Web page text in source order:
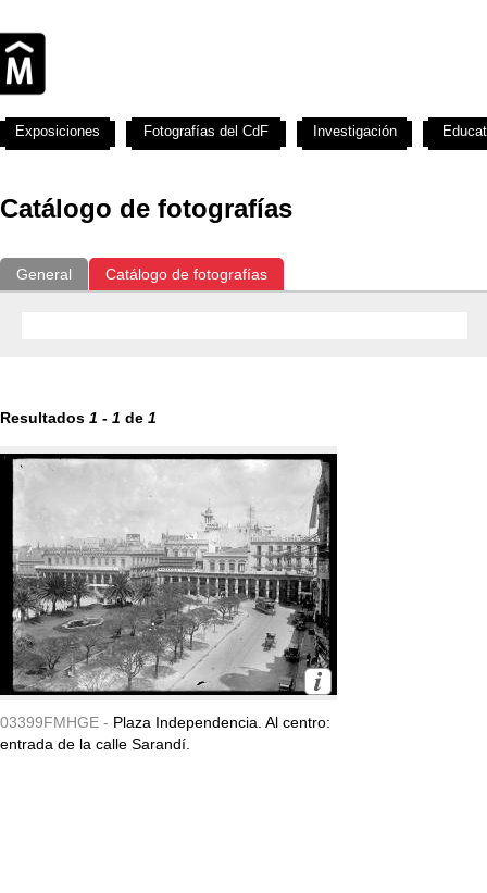
Catálogo de fotografías
General Catálogo de fotografías
Resultados 1 - 1 de 1
03399FMHGE - Plaza Independencia. Al centro:
entrada de la calle Sarandí.
Exposiciones Fotografías del CdF Investigación